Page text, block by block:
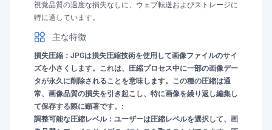
視覚品質の過度な損失なしに、ウェブ転送およびストレージに
特に適しています。
主な特徴
損失圧縮：JPGは損失圧縮技術を使用して画像ファイルのサイ
ズを小さくします。これは、圧縮プロセス中に一部の画像デー
タが永久に削除されることを意味します。この種の圧縮は通
常、画像品質の損失を引き起こし、特に画像を繰り返し編集し
て保存する際に顕著です。:
調整可能な圧縮レベル：ユーザーは圧縮レベルを選択して、画